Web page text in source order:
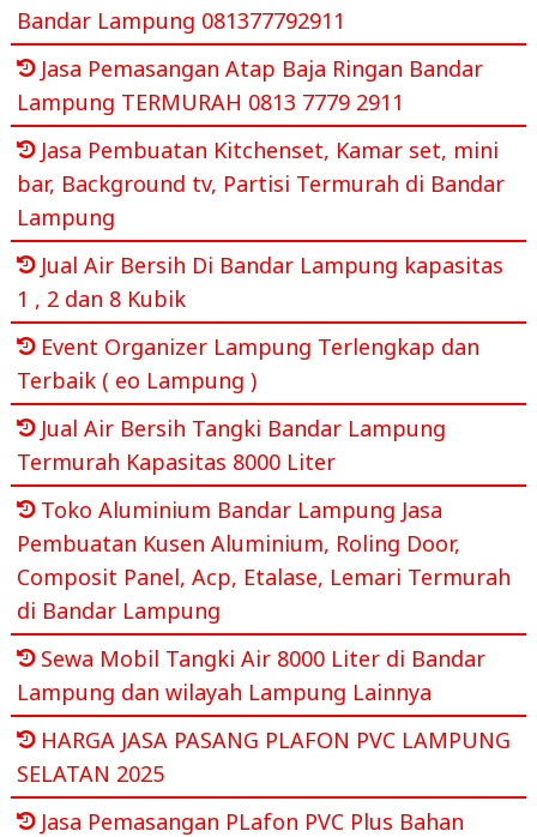
Bandar Lampung 081377792911
Jasa Pemasangan Atap Baja Ringan Bandar
Lampung TERMURAH 0813 7779 2911
Jasa Pembuatan Kitchenset, Kamar set, mini
bar, Background tv, Partisi Termurah di Bandar
Lampung
Jual Air Bersih Di Bandar Lampung kapasitas
1 , 2 dan 8 Kubik
Event Organizer Lampung Terlengkap dan
Terbaik ( eo Lampung )
Jual Air Bersih Tangki Bandar Lampung
Termurah Kapasitas 8000 Liter
Toko Aluminium Bandar Lampung Jasa
Pembuatan Kusen Aluminium, Roling Door,
Composit Panel, Acp, Etalase, Lemari Termurah
di Bandar Lampung
Sewa Mobil Tangki Air 8000 Liter di Bandar
Lampung dan wilayah Lampung Lainnya
HARGA JASA PASANG PLAFON PVC LAMPUNG
SELATAN 2025
Jasa Pemasangan PLafon PVC Plus Bahan